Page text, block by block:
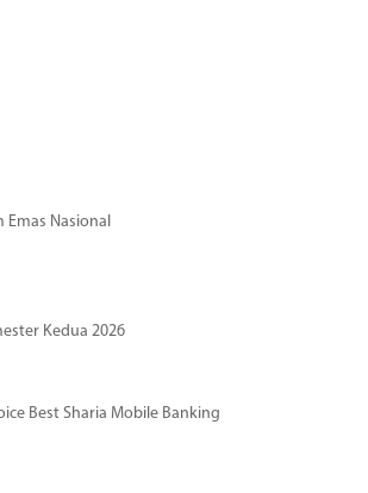
Emas Nasional
Kedua 2026
Best Sharia Mobile Banking